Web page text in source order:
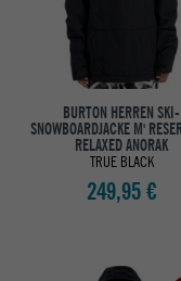
BURTON HERREN SKI-
SNOWBOARDJACKE M'
RELAXED ANORAK
TRUE BLACK
249,95 €